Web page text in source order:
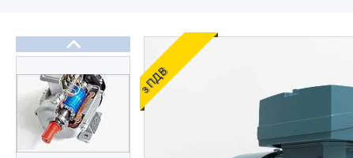
ОЛИВИ ТА МАСТИЛА
ДІАГНОСТИЧНІ І
КОНТРОЛЬНО-
ВИМІРЮВАЛЬНІ ПРИЛАДИ
Запчастин до
з ПДВ